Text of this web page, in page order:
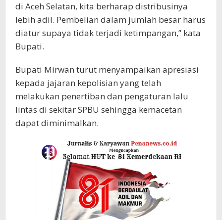
di Aceh Selatan, kita berharap distribusinya
lebih adil. Pembelian dalam jumlah besar harus
diatur supaya tidak terjadi ketimpangan,” kata
Bupati.
Bupati Mirwan turut menyampaikan apresiasi
kepada jajaran kepolisian yang telah
melakukan penertiban dan pengaturan lalu
lintas di sekitar SPBU sehingga kemacetan
dapat diminimalkan.